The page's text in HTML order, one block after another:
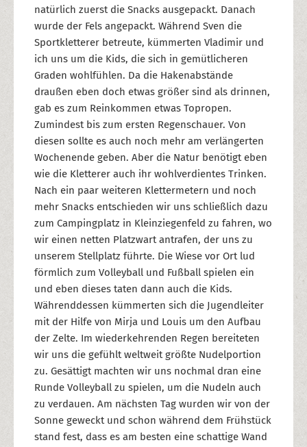
natürlich zuerst die Snacks ausgepackt. Danach
wurde der Fels angepackt. Während Sven die
Sportkletterer betreute, kümmerten Vladimir und
ich uns um die Kids, die sich in gemütlicheren
Graden wohlfühlen. Da die Hakenabstände
draußen eben doch etwas größer sind als drinnen,
gab es zum Reinkommen etwas Topropen.
Zumindest bis zum ersten Regenschauer. Von
diesen sollte es auch noch mehr am verlängerten
Wochenende geben. Aber die Natur benötigt eben
wie die Kletterer auch ihr wohlverdientes Trinken.
Nach ein paar weiteren Klettermetern und noch
mehr Snacks entschieden wir uns schließlich dazu
zum Campingplatz in Kleinziegenfeld zu fahren, wo
wir einen netten Platzwart antrafen, der uns zu
unserem Stellplatz führte. Die Wiese vor Ort lud
förmlich zum Volleyball und Fußball spielen ein
und eben dieses taten dann auch die Kids.
Währenddessen kümmerten sich die Jugendleiter
mit der Hilfe von Mirja und Louis um den Aufbau
der Zelte. Im wiederkehrenden Regen bereiteten
wir uns die gefühlt weltweit größte Nudelportion
zu. Gesättigt machten wir uns nochmal dran eine
Runde Volleyball zu spielen, um die Nudeln auch
zu verdauen. Am nächsten Tag wurden wir von der
Sonne geweckt und schon während dem Frühstück
stand fest, dass es am besten eine schattige Wand